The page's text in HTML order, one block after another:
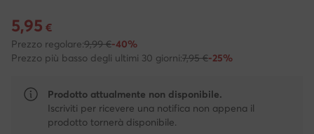
Prezzo attuale 5,95 €
5,95 €
Prezzo regolare:9,99 €-40%
Prezzo più basso degli ultimi 30 giorni:7,95 €-25%
Prodotto attualmente non disponibile.
Iscriviti per ricevere una notifica non appena il
prodotto tornerà disponibile.